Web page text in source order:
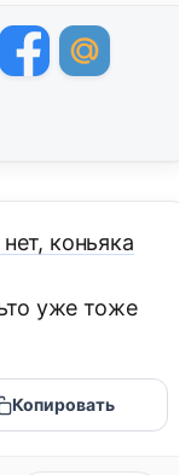
коньяка
уже тоже
Копировать